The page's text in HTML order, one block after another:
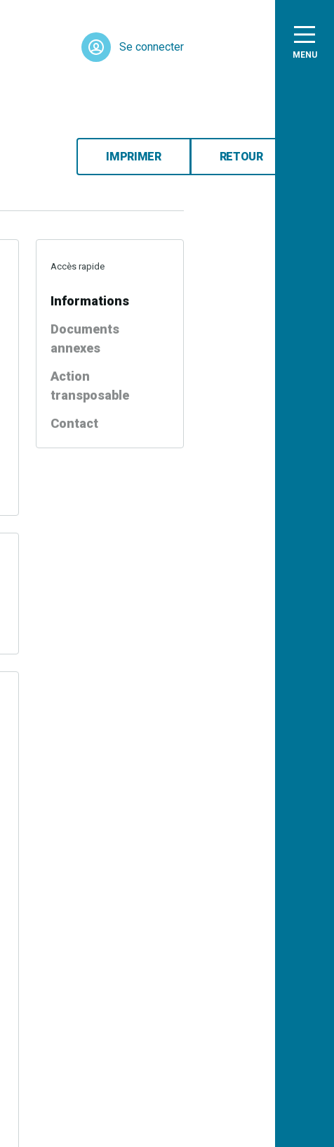
MENU
Se connecter
IMPRIMER RETOUR
Accès rapide
Informations
Documents
annexes
Action
transposable
Contact